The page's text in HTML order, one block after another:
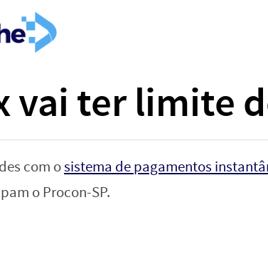
vai ter limite
com osistema de pagamentos
o Procon-SP.